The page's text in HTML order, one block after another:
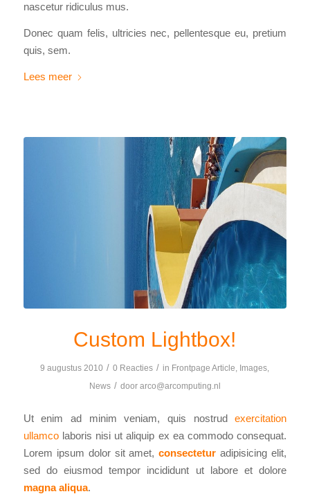
nascetur ridiculus mus.
Donec quam felis, ultricies nec, pellentesque eu, pretium
quis, sem.
Lees meer
Custom Lightbox!
9 augustus 2010 / 0 Reacties / in Frontpage Article, Images,
News / door arco@arcomputing.nl
Ut enim ad minim veniam, quis nostrudexercitation
ullamcolaboris nisi ut aliquip ex ea commodo consequat.
Lorem ipsum dolor sit amet,consectetur adipisicing elit,
sed do eiusmod tempor incididunt ut labore et dolore
magna aliqua.